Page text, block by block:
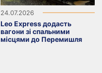
24.07.2026
Leo Express додасть
вагони зі спальними
місцями до Перемишля